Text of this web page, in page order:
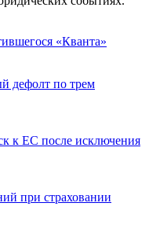
«Кванта»
дефолт по трем
к ЕС после исключения
при страховании